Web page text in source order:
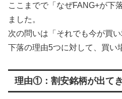
ここまでで「なぜFANG+が下
ました。
次の問いは「それでも今が買
下落の理由5つに対して、買い
理由①：割安銘柄が出て